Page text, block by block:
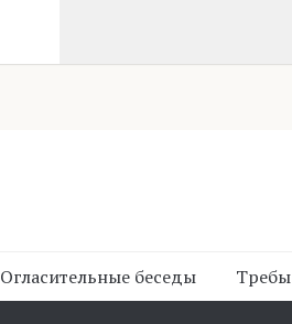
Огласительные беседы Требы